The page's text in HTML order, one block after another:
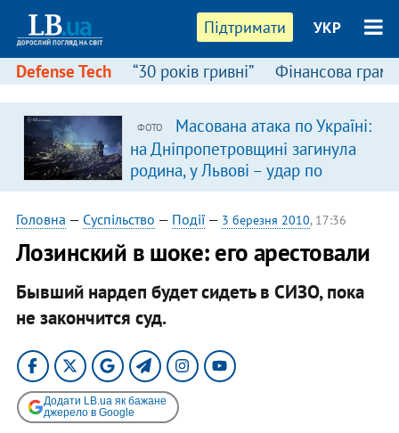
Підтримати УКР
Defense Tech “30 років гривні” Фінансова
ФОТО
Масована атака по Україні:
на Дніпропетровщині загинула
родина, у Львові – удар по
багатоповерхівках
(доповнюється)
Головна — Суспільство — Події— 3 березня 2010, 17:36
Лозинский в шоке: его арестовали
Бывший нардеп будет сидеть в СИЗО, пока
не закончится суд.
Додати LB.ua як бажане
джерело в Google